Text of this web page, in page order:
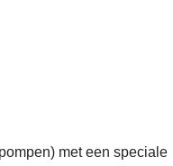
met een speciale